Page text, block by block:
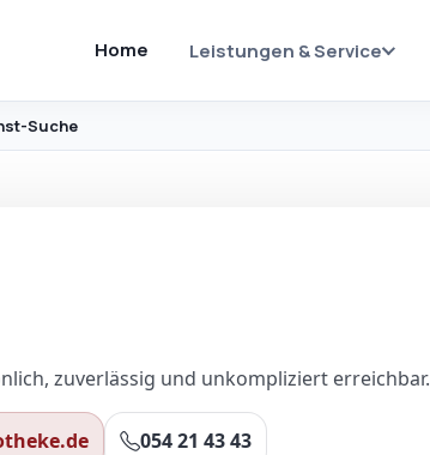
Suche
Home Leistungen & Service
zuverlässig und unkompliziert erreichbar.
054 21 43 43